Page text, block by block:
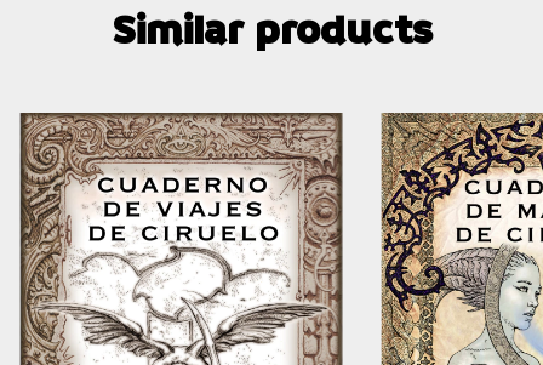
Similar products